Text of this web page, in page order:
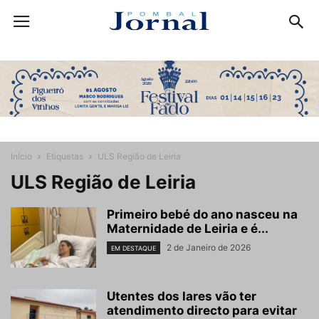
Início Etiquetas ULS Região de Leiria
ULS Região de Leiria
Primeiro bebé do ano nasceu na
Maternidade de Leiria e é...
EM DESTAQUE 2 de Janeiro de 2026
Utentes dos lares vão ter
atendimento directo para evitar